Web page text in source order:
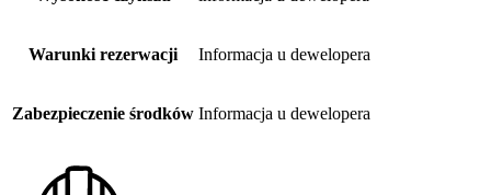
Warunki rezerwacji Informacja u dewelopera
Zabezpieczenie środków Informacja u dewelopera